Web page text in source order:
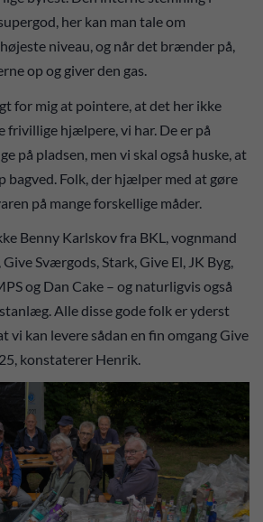
her kan man tale om
niveau, og når det brænder på,
op og giver den gas.
for mig at pointere, at det her ikke
frivillige hjælpere, vi har. De er på
på pladsen, men vi skal også huske, at
bagved. Folk, der hjælper med at gøre
på mange forskellige måder.
Benny Karlskov fra BKL, vognmand
Sværgods, Stark, Give El, JK Byg,
og Dan Cake – og naturligvis også
Alle disse gode folk er yderst
vi kan levere sådan en fin omgang Give
konstaterer Henrik.